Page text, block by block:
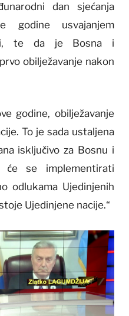
dan sjećanja
godine usvajanjem
te da je Bosna i
obilježavanje nakon
godine, obilježavanje
To je sada ustaljena
isključivo za Bosnu i
će se implementirati
odlukama Ujedinjenih
Ujedinjene nacije.“